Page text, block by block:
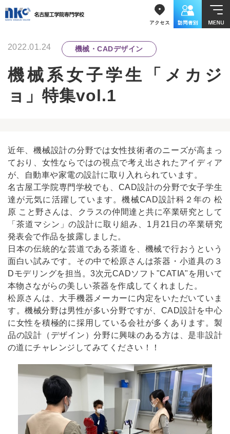
2022.01.24 機械・CADデザイン
機械系女子学生「メカジ
ョ」特集vol.1
近年、機械設計の分野では女性技術者のニーズが高まっ
ており、女性ならではの視点で考え出されたアイディア
が、自動車や家電の設計に取り入れられています。
名古屋工学院専門学校でも、CAD設計の分野で女子学生
達が元気に活躍しています。機械CAD設計科２年の 松
原 こと野さんは、クラスの仲間達と共に卒業研究として
「茶道マシン」の設計に取り組み、1月21日の卒業研究
発表会で作品を披露しました。
日本の伝統的な芸道である茶道を、機械で行おうという
面白い試みです。その中で松原さんは茶器・小道具の３
Dモデリングを担当。3次元CADソフト"CATIA"を用いて
本物さながらの美しい茶器を作成してくれました。
松原さんは、大手機器メーカーに内定をいただいていま
す。機械分野は男性が多い分野ですが、CAD設計を中心
に女性を積極的に採用している会社が多くあります。製
品の設計（デザイン）分野に興味のある方は、是非設計
の道にチャレンジしてみてください！！